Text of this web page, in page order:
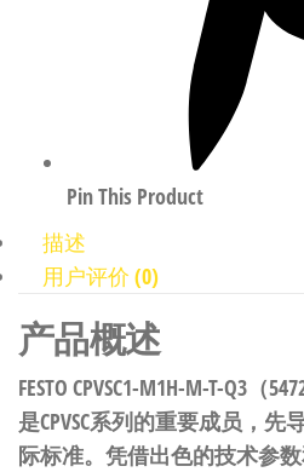
Pin This Product
描述
用户评价 (0)
产品概述
FESTO CPVSC1-M1H-M-T-Q3
是CPVSC系列的重要成员，先
际标准。凭借出色的技术参数